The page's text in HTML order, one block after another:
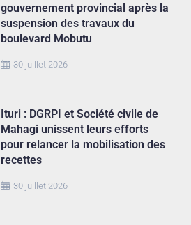
30 juillet 2026
gouvernement provincial après la
suspension des travaux du
boulevard Mobutu
30 juillet 2026
Ituri : DGRPI et Société civile de
Mahagi unissent leurs efforts
pour relancer la mobilisation des
recettes